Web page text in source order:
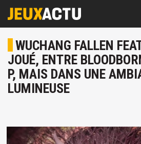
WUCHANG FALLEN
JOUÉ, ENTRE
P, MAIS DANS UNE
LUMINEUSE